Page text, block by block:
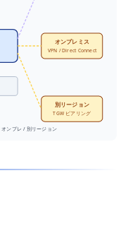
オンプレミス
VPN / Direct Connect
別リージョン
TGW ピアリング
オンプレ / 別リージョン